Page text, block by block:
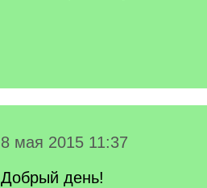
8 мая 2015 11:37
Добрый день!